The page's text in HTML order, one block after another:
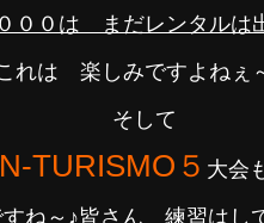
００は まだレンタルは
れは 楽しみですよねぇ
そして
TURISMO５ 大会
すね～♪皆さん 練習はし